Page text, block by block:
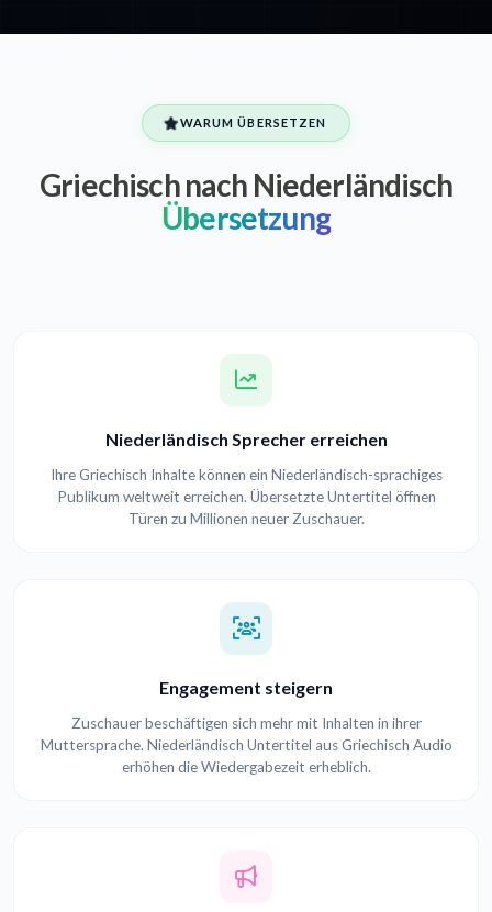
WARUM ÜBERSETZEN
Griechisch nach Niederländisch
Übersetzung
Niederländisch Sprecher erreichen
Ihre Griechisch Inhalte können ein Niederländisch-sprachiges
Publikum weltweit erreichen. Übersetzte Untertitel öffnen
Türen zu Millionen neuer Zuschauer.
Engagement steigern
Zuschauer beschäftigen sich mehr mit Inhalten in ihrer
Muttersprache. Niederländisch Untertitel aus Griechisch Audio
erhöhen die Wiedergabezeit erheblich.